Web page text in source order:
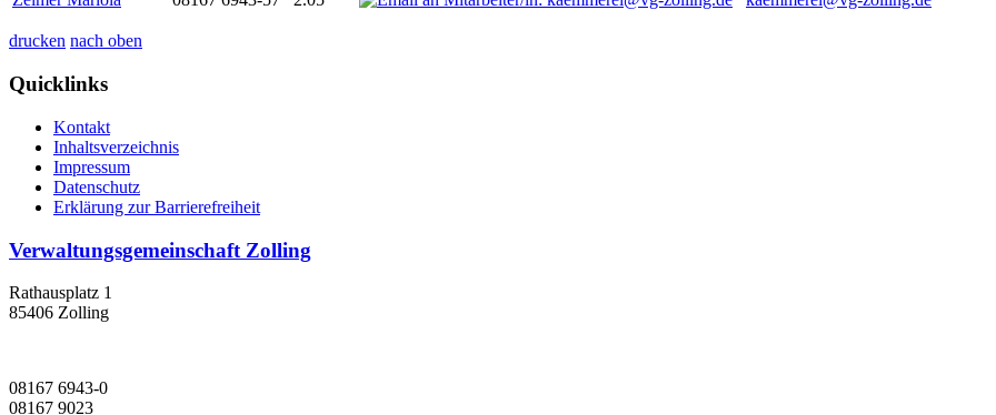
drucken nach oben
Quicklinks
Kontakt
Inhaltsverzeichnis
Impressum
Datenschutz
Erklärung zur Barrierefreiheit
Verwaltungsgemeinschaft Zolling
Rathausplatz 1
85406 Zolling
08167 6943-0
08167 9023